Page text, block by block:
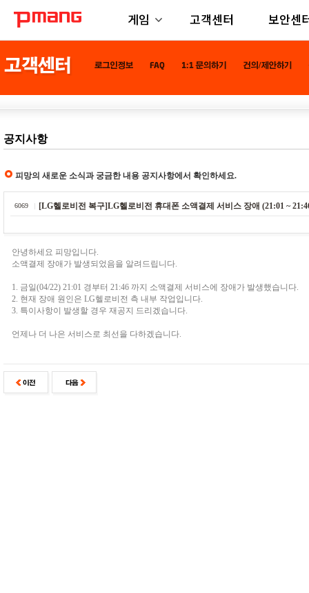
게임 고객센터 보안센
공지사항
피망의 새로운 소식과 궁금한 내용 공지사항에서 확인하세요.
6069 [LG헬로비전 복구]LG헬로비전 휴대폰 소액결제 서비스 장애 (21:01 ~
안녕하세요 피망입니다.
소액결제 장애가 발생되었음을 알려드립니다.
1. 금일(04/22) 21:01 경부터 21:46 까지 소액결제 서비스에 장애가 발생했습니다.
2. 현재 장애 원인은 LG헬로비전 측 내부 작업입니다.
3. 특이사항이 발생할 경우 재공지 드리겠습니다.
언제나 더 나은 서비스로 최선을 다하겠습니다.